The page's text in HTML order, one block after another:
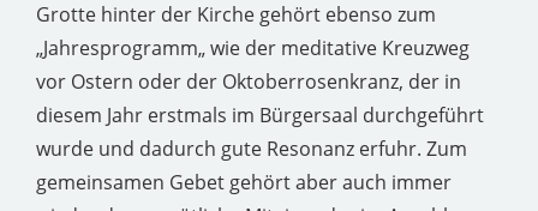
Grotte hinter der Kirche gehört ebenso zum
„Jahresprogramm„ wie der meditative Kreuzweg
vor Ostern oder der Oktoberrosenkranz, der in
diesem Jahr erstmals im Bürgersaal durchgeführt
wurde und dadurch gute Resonanz erfuhr. Zum
gemeinsamen Gebet gehört aber auch immer